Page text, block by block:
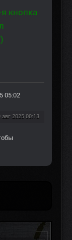
кнопка
05:02
авг 2025 00:13